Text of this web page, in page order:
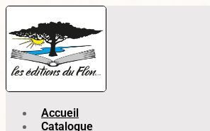
Accueil
Catalogue